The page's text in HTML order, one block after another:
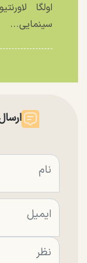
اولگا
سینمایی...